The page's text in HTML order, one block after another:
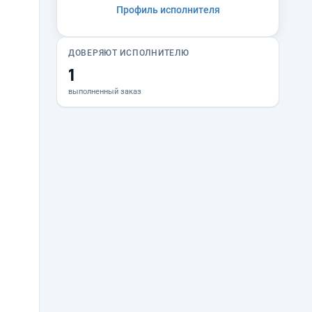
Профиль исполнителя
ДОВЕРЯЮТ ИСПОЛНИТЕЛЮ
1
выполненный заказ